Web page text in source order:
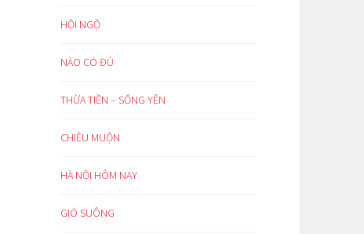
HỘI NGỘ
NÀO CÓ ĐỦ
THỪA TIỀN – SỐNG YÊN
CHIỀU MUỘN
HÀ NỘI HÔM NAY
GIÓ SUÔNG